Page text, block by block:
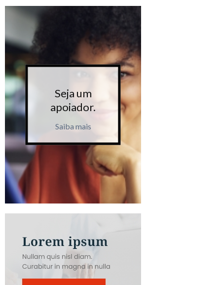
Seja um
apoiador.
Saiba mais